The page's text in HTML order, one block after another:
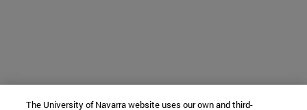
The University of Navarra website uses our own and third-